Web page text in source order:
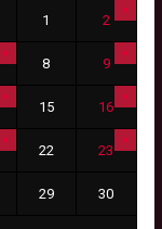
1 2
8 9
15 16
22 23
29 30